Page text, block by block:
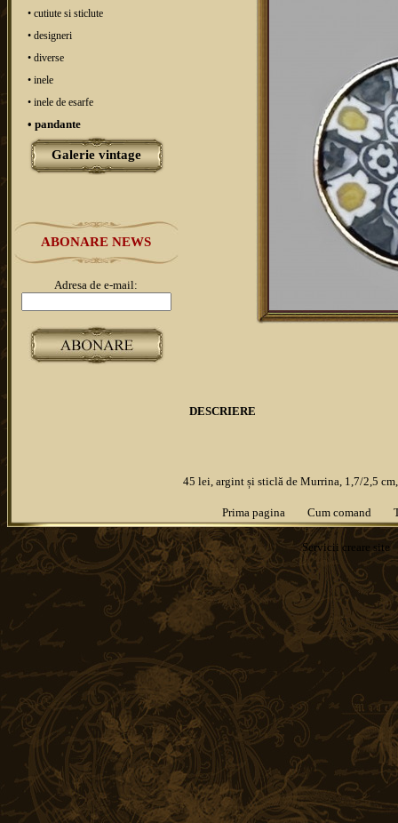
• cutiute si sticlute
• designeri
• diverse
• inele
• inele de esarfe
• pandante
Galerie vintage
ABONARE NEWS
Adresa de e-mail:
DESCRIERE
45 lei, argint și sticlă de Murrina, 1,7/2,5
Prima pagina Cum comand
Servicii creare site